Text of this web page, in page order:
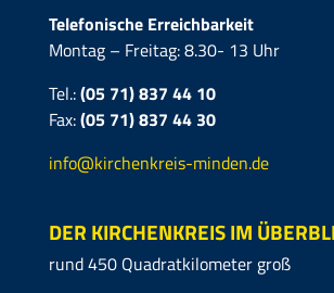
Telefonische Erreichbarkeit
Montag – Freitag: 8.30- 13 Uhr
Tel.:(05 71) 837 44 10
Fax:(05 71)837 44 30
info@kirchenkreis-minden.de
DER KIRCHENKREIS IM
rund 450 Quadratkilometer groß